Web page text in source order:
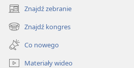
Znajdź zebranie
(opens
new
window)
Znajdź kongres
(opens
new
window)
Co nowego
Materiały wideo